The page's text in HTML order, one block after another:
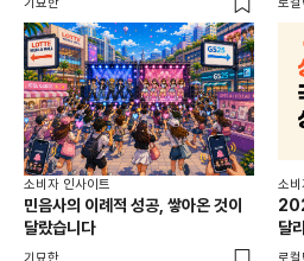
소비자 인사이트
민음사의 이례적 성공, 쌓아온 것이
달랐습니다
소비
달
할